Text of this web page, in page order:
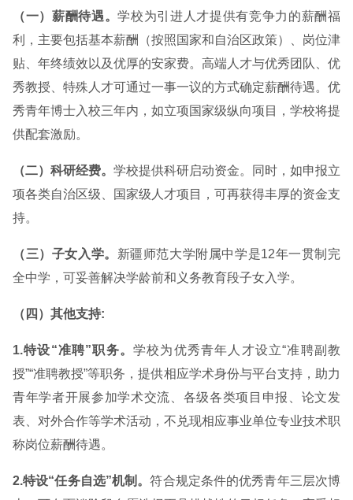
（一）薪酬待遇。学校为引进人才提供有竞争力的薪酬福
利，主要包括基本薪酬（按照国家和自治区政策）、岗位津
贴、年终绩效以及优厚的安家费。高端人才与优秀团队、优
秀教授、特殊人才可通过一事一议的方式确定薪酬待遇。优
秀青年博士入校三年内，如立项国家级纵向项目，学校将提
供配套激励。
（二）科研经费。 学校提供科研启动资金。同时，如申报立
项各类自治区级、国家级人才项目，可再获得丰厚的资金支
持。
（三）子女入学。 新疆师范大学附属中学是12年一贯制完
全中学，可妥善解决学龄前和义务教育段子女入学。
（四）其他支持:
1.特设“准聘”职务。 学校为优秀青年人才设立“准聘副教
授”“准聘教授”等职务，提供相应学术身份与平台支持，助力
青年学者开展参加学术交流、各级各类项目申报、论文发
表、对外合作等学术活动，不兑现相应事业单位专业技术职
称岗位薪酬待遇。
2.特设“任务自选”机制。符合规定条件的优秀青年三层次博